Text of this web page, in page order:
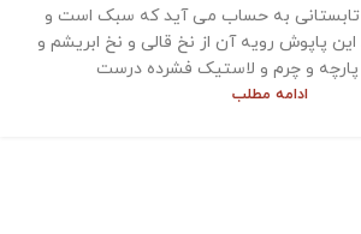
به حساب می آید که سبک است و
این پاپوش رویه آن از نخ قالی و نخ ابریشم و
پارچه و چرم و لاستیک فشرده درست
ادامه مطلب